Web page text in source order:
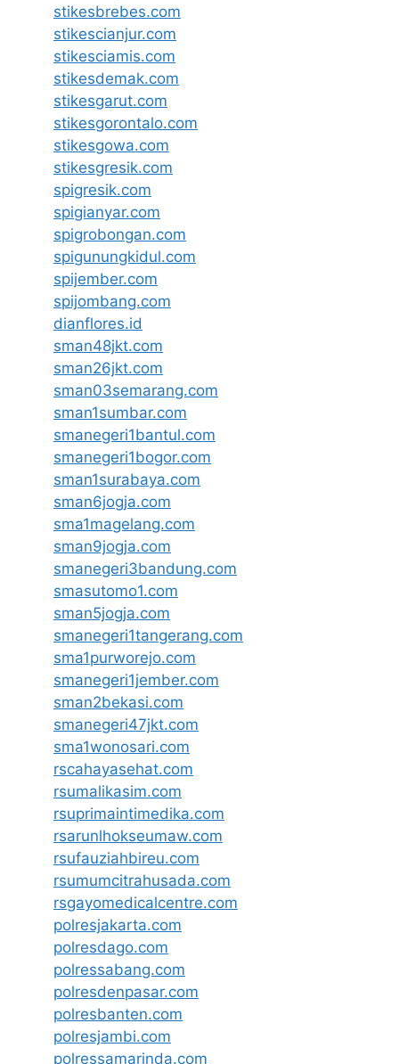
stikesbrebes.com
stikescianjur.com
stikesciamis.com
stikesdemak.com
stikesgarut.com
stikesgorontalo.com
stikesgowa.com
stikesgresik.com
spigresik.com
spigianyar.com
spigrobongan.com
spigunungkidul.com
spijember.com
spijombang.com
dianflores.id
sman48jkt.com
sman26jkt.com
sman03semarang.com
sman1sumbar.com
smanegeri1bantul.com
smanegeri1bogor.com
sman1surabaya.com
sman6jogja.com
sma1magelang.com
sman9jogja.com
smanegeri3bandung.com
smasutomo1.com
sman5jogja.com
smanegeri1tangerang.com
sma1purworejo.com
smanegeri1jember.com
sman2bekasi.com
smanegeri47jkt.com
sma1wonosari.com
rscahayasehat.com
rsumalikasim.com
rsuprimaintimedika.com
rsarunlhokseumaw.com
rsufauziahbireu.com
rsumumcitrahusada.com
rsgayomedicalcentre.com
polresjakarta.com
polresdago.com
polressabang.com
polresdenpasar.com
polresbanten.com
polresjambi.com
polressamarinda.com